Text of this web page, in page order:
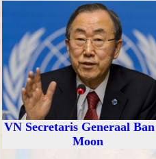
VN Secretaris Generaal
Moon